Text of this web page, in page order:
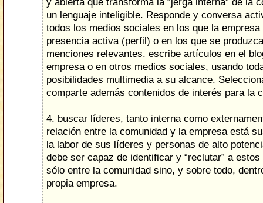
y abierta que transforma la “jerga interna” de la
un lenguaje inteligible. Responde y conversa
todos los medios sociales en los que la empresa
presencia activa (perfil) o en los que se
menciones relevantes. escribe artículos en el
empresa o en otros medios sociales, usando
posibilidades multimedia a su alcance.
comparte además contenidos de interés para la
4. buscar líderes, tanto interna como
relación entre la comunidad y la empresa está
la labor de sus líderes y personas de alto
debe ser capaz de identificar y “reclutar” a
sólo entre la comunidad sino, y sobre todo,
propia empresa.